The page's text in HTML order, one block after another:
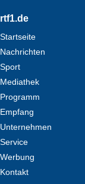
Footer
rtf1.de
Startseite
Nachrichten
Sport
Mediathek
Programm
Empfang
Unternehmen
Service
Werbung
Kontakt